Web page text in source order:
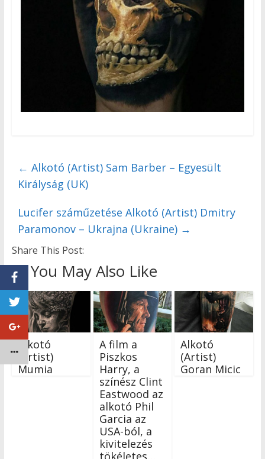
← Alkotó (Artist) Sam Barber – Egyesült
Királyság (UK)
Lucifer száműzetése Alkotó (Artist) Dmitry
Paramonov – Ukrajna (Ukraine) →
Share This Post:
You May Also Like
Alkotó
(Artist)
Mumia
A film a
Piszkos
Harry, a
színész Clint
Eastwood az
alkotó Phil
Garcia az
USA-ból, a
kivitelezés
tökéletes…
Alkotó
(Artist)
Goran Micic